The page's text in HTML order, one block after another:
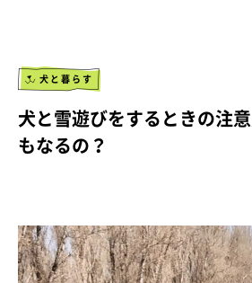
犬と暮らす
犬と雪遊びをするときの注
もなるの？